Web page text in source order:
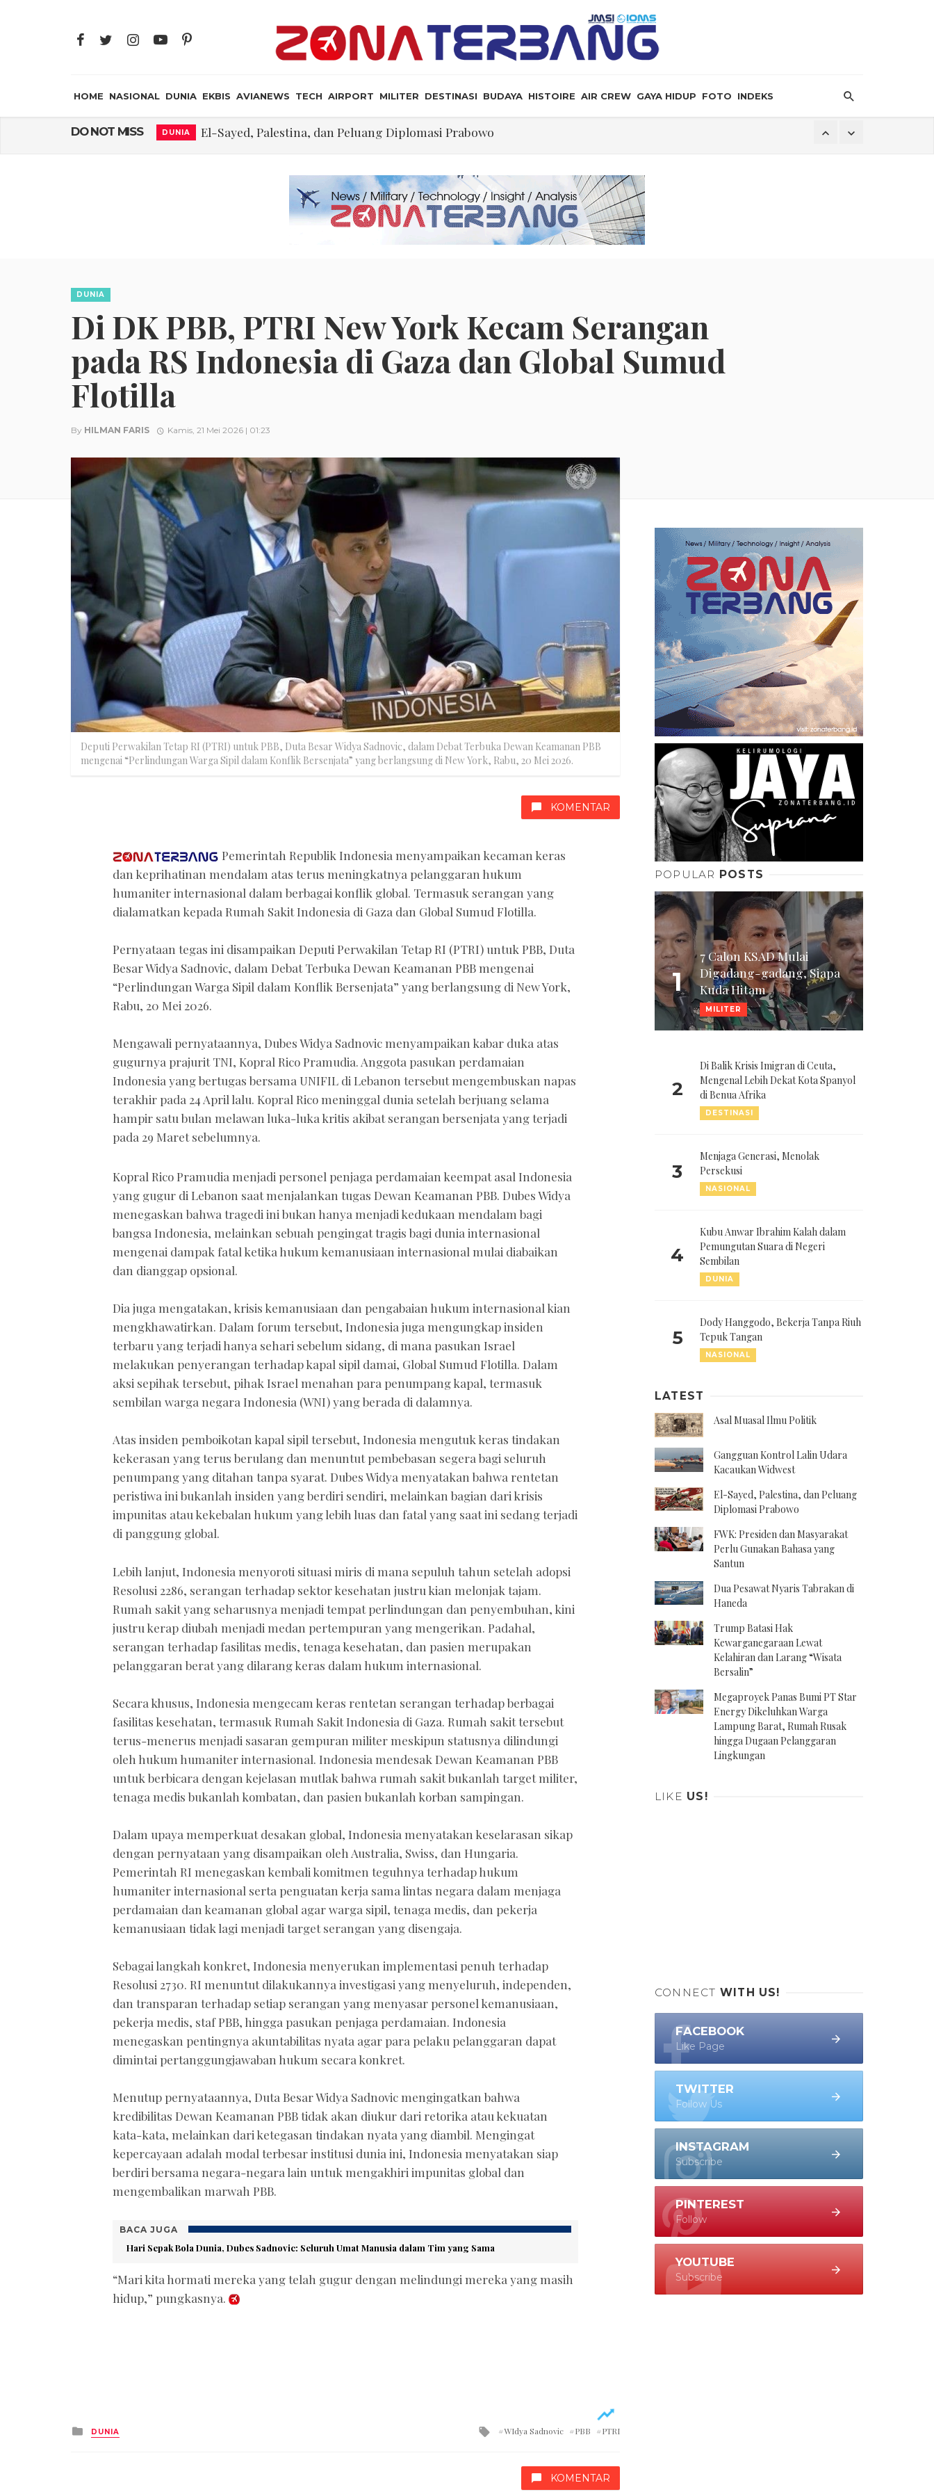
HOME NASIONAL DUNIA EKBIS AVIANEWS TECH AIRPORT MILITER DESTINASI BUDAYA HISTOIRE AIR CREW GAYA HIDUP FOTO INDEKS
DO NOT MISS DUNIA El-Sayed, Palestina, dan Peluang Diplomasi Prabowo
Dua Pesawat Nyaris Tabrakan di Haneda
Trump Batasi Hak Kewarganegaraan Lewat Kelahiran dan Larang “Wisata Bersalin”
Megaproyek Panas Bumi PT Star Energy Dikeluhkan Warga Lampung Barat, Rumah Rusak hingga Dugaan Pelanggaran Lingkungan
DUNIA
Di DK PBB, PTRI New York Kecam Serangan
pada RS Indonesia di Gaza dan Global Sumud
Flotilla
By HILMAN FARIS Kamis, 21 Mei 2026 | 01:23
Deputi Perwakilan Tetap RI (PTRI) untuk PBB, Duta Besar Widya Sadnovic, dalam Debat Terbuka Dewan Keamanan PBB
mengenai “Perlindungan Warga Sipil dalam Konflik Bersenjata” yang berlangsung di New York, Rabu, 20 Mei 2026.
KOMENTAR
Pemerintah Republik Indonesia menyampaikan kecaman keras
dan keprihatinan mendalam atas terus meningkatnya pelanggaran hukum
humaniter internasional dalam berbagai konflik global. Termasuk serangan yang
dialamatkan kepada Rumah Sakit Indonesia di Gaza dan Global Sumud Flotilla.
Pernyataan tegas ini disampaikan Deputi Perwakilan Tetap RI (PTRI) untuk PBB, Duta
Besar Widya Sadnovic, dalam Debat Terbuka Dewan Keamanan PBB mengenai
“Perlindungan Warga Sipil dalam Konflik Bersenjata” yang berlangsung di New York,
Rabu, 20 Mei 2026.
Mengawali pernyataannya, Dubes Widya Sadnovic menyampaikan kabar duka atas
gugurnya prajurit TNI, Kopral Rico Pramudia. Anggota pasukan perdamaian
Indonesia yang bertugas bersama UNIFIL di Lebanon tersebut mengembuskan napas
terakhir pada 24 April lalu. Kopral Rico meninggal dunia setelah berjuang selama
hampir satu bulan melawan luka-luka kritis akibat serangan bersenjata yang terjadi
pada 29 Maret sebelumnya.
Kopral Rico Pramudia menjadi personel penjaga perdamaian keempat asal Indonesia
yang gugur di Lebanon saat menjalankan tugas Dewan Keamanan PBB. Dubes Widya
menegaskan bahwa tragedi ini bukan hanya menjadi kedukaan mendalam bagi
bangsa Indonesia, melainkan sebuah pengingat tragis bagi dunia internasional
mengenai dampak fatal ketika hukum kemanusiaan internasional mulai diabaikan
dan dianggap opsional.
Dia juga mengatakan, krisis kemanusiaan dan pengabaian hukum internasional kian
mengkhawatirkan. Dalam forum tersebut, Indonesia juga mengungkap insiden
terbaru yang terjadi hanya sehari sebelum sidang, di mana pasukan Israel
melakukan penyerangan terhadap kapal sipil damai, Global Sumud Flotilla. Dalam
aksi sepihak tersebut, pihak Israel menahan para penumpang kapal, termasuk
sembilan warga negara Indonesia (WNI) yang berada di dalamnya.
Atas insiden pemboikotan kapal sipil tersebut, Indonesia mengutuk keras tindakan
kekerasan yang terus berulang dan menuntut pembebasan segera bagi seluruh
penumpang yang ditahan tanpa syarat. Dubes Widya menyatakan bahwa rentetan
peristiwa ini bukanlah insiden yang berdiri sendiri, melainkan bagian dari krisis
impunitas atau kekebalan hukum yang lebih luas dan fatal yang saat ini sedang terjadi
di panggung global.
Lebih lanjut, Indonesia menyoroti situasi miris di mana sepuluh tahun setelah adopsi
Resolusi 2286, serangan terhadap sektor kesehatan justru kian melonjak tajam.
Rumah sakit yang seharusnya menjadi tempat perlindungan dan penyembuhan, kini
justru kerap diubah menjadi medan pertempuran yang mengerikan. Padahal,
serangan terhadap fasilitas medis, tenaga kesehatan, dan pasien merupakan
pelanggaran berat yang dilarang keras dalam hukum internasional.
Secara khusus, Indonesia mengecam keras rentetan serangan terhadap berbagai
fasilitas kesehatan, termasuk Rumah Sakit Indonesia di Gaza. Rumah sakit tersebut
terus-menerus menjadi sasaran gempuran militer meskipun statusnya dilindungi
oleh hukum humaniter internasional. Indonesia mendesak Dewan Keamanan PBB
untuk berbicara dengan kejelasan mutlak bahwa rumah sakit bukanlah target militer,
tenaga medis bukanlah kombatan, dan pasien bukanlah korban sampingan.
Dalam upaya memperkuat desakan global, Indonesia menyatakan keselarasan sikap
dengan pernyataan yang disampaikan oleh Australia, Swiss, dan Hungaria.
Pemerintah RI menegaskan kembali komitmen teguhnya terhadap hukum
humaniter internasional serta penguatan kerja sama lintas negara dalam menjaga
perdamaian dan keamanan global agar warga sipil, tenaga medis, dan pekerja
kemanusiaan tidak lagi menjadi target serangan yang disengaja.
Sebagai langkah konkret, Indonesia menyerukan implementasi penuh terhadap
Resolusi 2730. RI menuntut dilakukannya investigasi yang menyeluruh, independen,
dan transparan terhadap setiap serangan yang menyasar personel kemanusiaan,
pekerja medis, staf PBB, hingga pasukan penjaga perdamaian. Indonesia
menegaskan pentingnya akuntabilitas nyata agar para pelaku pelanggaran dapat
dimintai pertanggungjawaban hukum secara konkret.
Menutup pernyataannya, Duta Besar Widya Sadnovic mengingatkan bahwa
kredibilitas Dewan Keamanan PBB tidak akan diukur dari retorika atau kekuatan
kata-kata, melainkan dari ketegasan tindakan nyata yang diambil. Mengingat
kepercayaan adalah modal terbesar institusi dunia ini, Indonesia menyatakan siap
berdiri bersama negara-negara lain untuk mengakhiri impunitas global dan
mengembalikan marwah PBB.
BACA JUGA
Hari Sepak Bola Dunia, Dubes Sadnovic: Seluruh Umat Manusia dalam Tim yang Sama
“Mari kita hormati mereka yang telah gugur dengan melindungi mereka yang masih
hidup,” pungkasnya.
Posted
in
DUNIA Tagged
WIdya Sadnovic PBB PTRI
KOMENTAR
POPULAR POSTS
1
7 Calon KSAD Mulai
Digadang-gadang, Siapa
Kuda Hitam
MILITER
2
Di Balik Krisis Imigran di Ceuta,
Mengenal Lebih Dekat Kota Spanyol
di Benua Afrika
DESTINASI
3
Menjaga Generasi, Menolak
Persekusi
NASIONAL
4
Kubu Anwar Ibrahim Kalah dalam
Pemungutan Suara di Negeri
Sembilan
DUNIA
5
Dody Hanggodo, Bekerja Tanpa Riuh
Tepuk Tangan
NASIONAL
LATEST
Asal Muasal Ilmu Politik
Gangguan Kontrol Lalin Udara
Kacaukan Widwest
El-Sayed, Palestina, dan Peluang
Diplomasi Prabowo
FWK: Presiden dan Masyarakat
Perlu Gunakan Bahasa yang
Santun
Dua Pesawat Nyaris Tabrakan di
Haneda
Trump Batasi Hak
Kewarganegaraan Lewat
Kelahiran dan Larang “Wisata
Bersalin”
Megaproyek Panas Bumi PT Star
Energy Dikeluhkan Warga
Lampung Barat, Rumah Rusak
hingga Dugaan Pelanggaran
Lingkungan
LIKE US!
CONNECT WITH US!
FACEBOOK
Like Page
TWITTER
Follow Us
INSTAGRAM
Subscribe
PINTEREST
Follow
YOUTUBE
Subscribe